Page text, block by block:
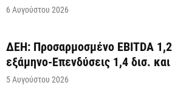
6 Αυγούστου 2026
ΔΕΗ: Προσαρμοσμένο EBITDA
εξάμηνο-Επενδύσεις 1,4 δισ.
5 Αυγούστου 2026